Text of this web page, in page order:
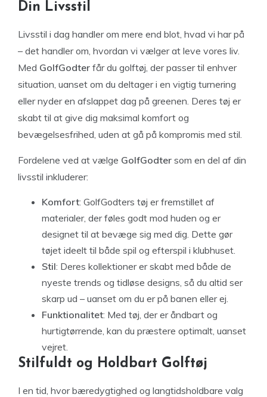
Din Livsstil
Livsstil i dag handler om mere end blot, hvad vi har på
– det handler om, hvordan vi vælger at leve vores liv.
Med GolfGodter får du golftøj, der passer til enhver
situation, uanset om du deltager i en vigtig turnering
eller nyder en afslappet dag på greenen. Deres tøj er
skabt til at give dig maksimal komfort og
bevægelsesfrihed, uden at gå på kompromis med stil.
Fordelene ved at vælge GolfGodter som en del af din
livsstil inkluderer:
Komfort: GolfGodters tøj er fremstillet af
materialer, der føles godt mod huden og er
designet til at bevæge sig med dig. Dette gør
tøjet ideelt til både spil og efterspil i klubhuset.
Stil: Deres kollektioner er skabt med både de
nyeste trends og tidløse designs, så du altid ser
skarp ud – uanset om du er på banen eller ej.
Funktionalitet: Med tøj, der er åndbart og
hurtigtørrende, kan du præstere optimalt, uanset
vejret.
Stilfuldt og Holdbart Golftøj
I en tid, hvor bæredygtighed og langtidsholdbare valg